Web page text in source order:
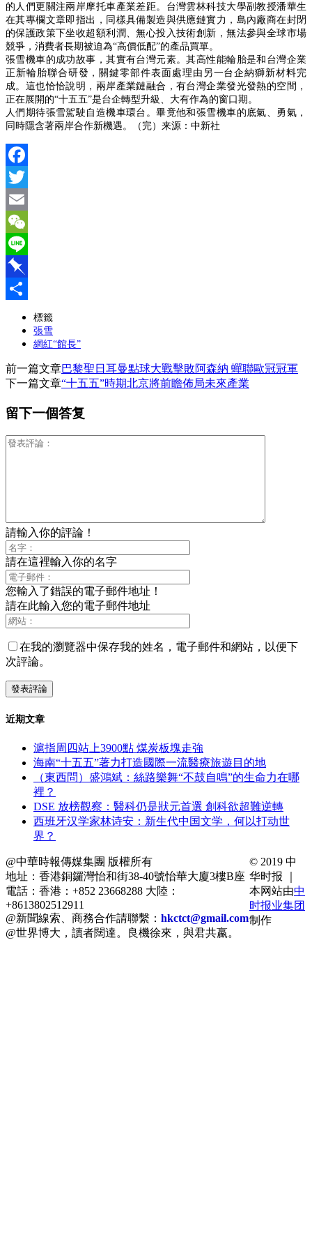
的人們更關注兩岸摩托車產業差距。台灣雲林科技大學副教授潘華生
在其專欄文章即指出，同樣具備製造與供應鏈實力，島內廠商在封閉
的保護政策下坐收超額利潤、無心投入技術創新，無法參與全球市場
競爭，消費者長期被迫為“高價低配”的產品買單。
張雪機車的成功故事，其實有台灣元素。其高性能輪胎是和台灣企業
正新輪胎聯合研發，關鍵零部件表面處理由另一台企納獅新材料完
成。這也恰恰說明，兩岸產業鏈融合，有台灣企業發光發熱的空間，
正在展開的“十五五”是台企轉型升級、大有作為的窗口期。
人們期待張雪駕駛自造機車環台。畢竟他和張雪機車的底氣、勇氣，
同時隱含著兩岸合作新機遇。（完） 来源：中新社
Facebook
Twitter
Email
WeChat
Line
Pinboard
標籤
張雪
網紅“館長”
前一篇文章巴黎聖日耳曼點球大戰擊敗阿森納 蟬聯歐冠冠軍
下一篇文章“十五五”時期北京將前瞻佈局未來產業
留下一個答复
請輸入你的評論！
請在這裡輸入你的名字
您輸入了錯誤的電子郵件地址！
請在此輸入您的電子郵件地址
在我的瀏覽器中保存我的姓名，電子郵件和網站，以便下
次評論。
近期文章
滬指周四站上3900點 煤炭板塊走強
海南“十五五”著力打造國際一流醫療旅遊目的地
（東西問）盛鴻斌：絲路樂舞“不鼓自鳴”的生命力在哪
裡？
DSE 放榜觀察：醫科仍是狀元首選 創科欲超難逆轉
西班牙汉学家林诗安：新生代中国文学，何以打动世
界？
@中華時報傳媒集團 版權所有
地址：香港銅鑼灣怡和街38-40號怡華大廈3樓B座
電話：香港：+852 23668288 大陸：
+8613802512911
@新聞線索、商務合作請聯繫： hkctct@gmail.com
@世界博大，讀者闊達。良機徐來，與君共嬴。
© 2019 中
华时报 ｜
本网站由中
时报业集团
制作